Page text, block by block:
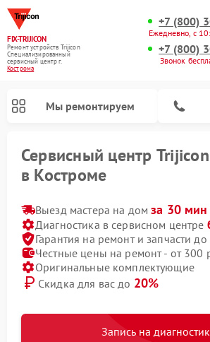
FIX-TRIJICON
Ремонт устройств Trijicon
Специализированный
cервисный центр г.
Кострома
+7 (800)
Ежедневно, с
+7 (800)
Звонок
Мы ремонтируем
Сервисный центр Trijicon
в Костроме
Выезд мастера на домза 30 мин
Диагностика в сервисном центре
Гарантия на ремонт и запчасти до
Честные цены на ремонт - от 300
Оригинальные комплектующие
Скидка для вас до 20%
Запись на